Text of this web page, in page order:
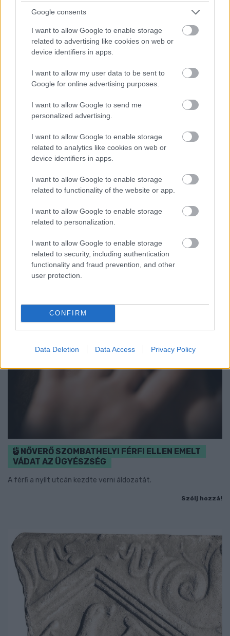
Google consents
I want to allow Google to enable storage
related to advertising like cookies on web or
device identifiers in apps.
I want to allow my user data to be sent to
Google for online advertising purposes.
I want to allow Google to send me
personalized advertising.
I want to allow Google to enable storage
related to analytics like cookies on web or
device identifiers in apps.
I want to allow Google to enable storage
related to functionality of the website or app.
I want to allow Google to enable storage
related to personalization.
I want to allow Google to enable storage
related to security, including authentication
functionality and fraud prevention, and other
user protection.
CONFIRM
Data Deletion Data Access Privacy Policy
Szólj hozzá!
ÁTADJÁK A MEGÚJULT ERZSÉBET LIGETI
KRESZ-PARKOT GYŐRBEN – CSALÁDI
PROGRAMOKKAL ÜNNEPLIK A FELÚJÍTÁST
rollerjelölés is várja a családokat augusztus 8-án.
NŐVERŐ SZOMBATHELYI FÉRFI ELLEN EMELT
VÁDAT AZ ÜGYÉSZSÉG
A férfi a nyílt utcán kezdte verni áldozatát.
Szólj hozzá!